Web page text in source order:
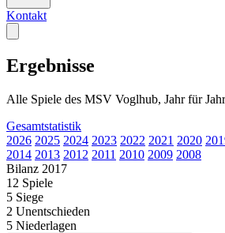
Kontakt
Ergebnisse
Alle Spiele des MSV Voglhub, Jahr für
Gesamtstatistik
2026 2025 2024 2023 2022 2021 2020
2014 2013 2012 2011 2010 2009 2008
Bilanz 2017
12 Spiele
5 Siege
2 Unentschieden
5 Niederlagen